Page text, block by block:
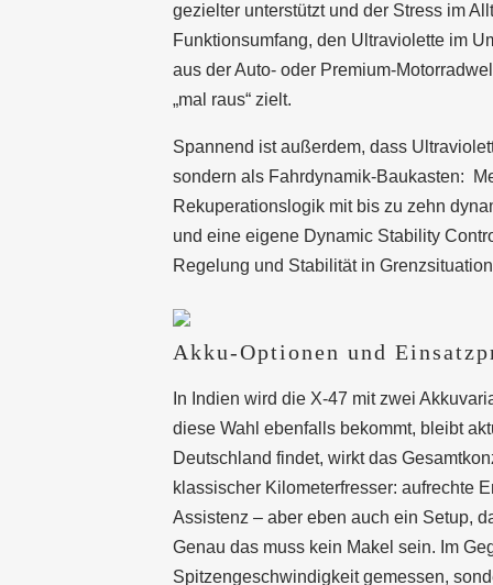
gezielter unterstützt und der Stress im
Funktionsumfang, den Ultraviolette im
aus der Auto- oder Premium-
„mal raus“ zielt.
Spannend ist außerdem, dass
sondern als Fahrdynamik-Baukasten:
Rekuperationslogik mit bis zu zehn
und eine eigene Dynamic Stability
Regelung und Stabilität in
Akku-Optionen und
In Indien wird die X-47 mit zwei
diese Wahl ebenfalls bekommt, bleibt
Deutschland findet, wirkt das
klassischer Kilometerfresser: aufrechte
Assistenz – aber eben auch ein Setup,
Genau das muss kein Makel sein. Im
Spitzengeschwindigkeit gemessen,